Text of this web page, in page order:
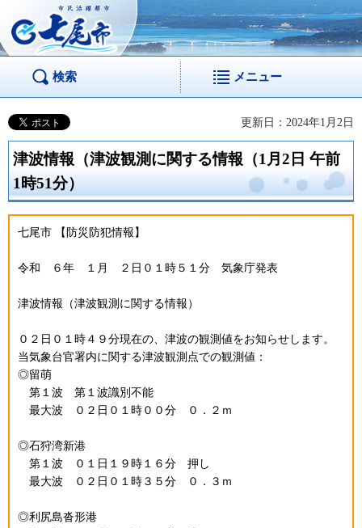
市民活躍都市 七尾
市
検索 メニュー
更新日：2024年1月2日
津波情報（津波観測に関する情報（1月2日 午前
1時51分）
七尾市 【防災防犯情報】
令和 ６年 １月 ２日０１時５１分 気象庁発表
津波情報（津波観測に関する情報）
０２日０１時４９分現在の、津波の観測値をお知らせします。
当気象台官署内に関する津波観測点での観測値：
◎留萌
第１波 第１波識別不能
最大波 ０２日０１時００分 ０．２ｍ
◎石狩湾新港
第１波 ０１日１９時１６分 押し
最大波 ０２日０１時３５分 ０．３ｍ
◎利尻島沓形港